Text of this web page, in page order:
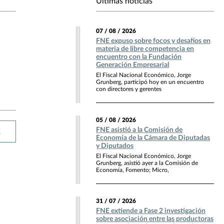
07 / 08 / 2026
FNE expuso sobre focos y desafíos en
materia de libre competencia en
encuentro con la Fundación
Generación Empresarial
El Fiscal Nacional Económico, Jorge
Grunberg, participó hoy en un encuentro
con directores y gerentes
05 / 08 / 2026
FNE asistió a la Comisión de
Economía de la Cámara de Diputadas
y Diputados
El Fiscal Nacional Económico, Jorge
Grunberg, asistió ayer a la Comisión de
Economía, Fomento; Micro,
31 / 07 / 2026
FNE extiende a Fase 2 investigación
sobre asociación entre las productoras